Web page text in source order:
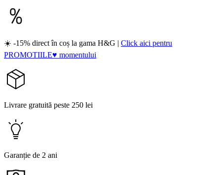
☀️ -15% direct în coș la gama H&G | Click aici pentru
PROMOTIILE♥ momentului
Livrare gratuită peste 250 lei
Garanție de 2 ani